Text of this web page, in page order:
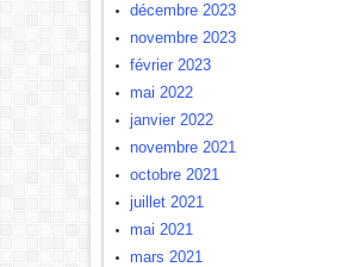
décembre 2023
novembre 2023
février 2023
mai 2022
janvier 2022
novembre 2021
octobre 2021
juillet 2021
mai 2021
mars 2021